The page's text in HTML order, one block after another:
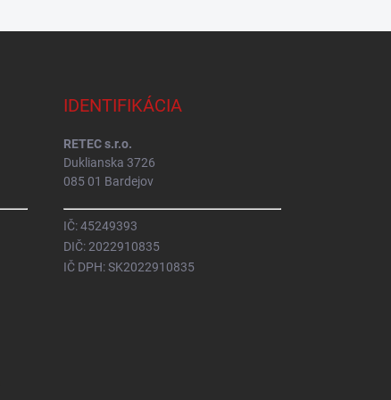
IDENTIFIKÁCIA
RETEC s.r.o.
Duklianska 3726
085 01 Bardejov
IČ: 45249393
DIČ: 2022910835
IČ DPH: SK2022910835